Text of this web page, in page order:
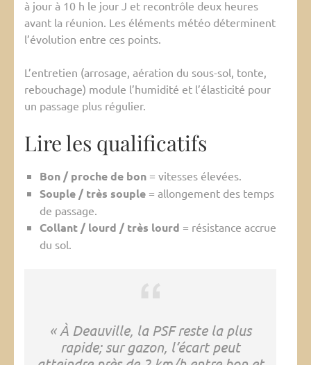
à jour à 10 h le jour J et recontrôle deux heures
avant la réunion. Les éléments météo déterminent
l’évolution entre ces points.
L’entretien (arrosage, aération du sous-sol, tonte,
rebouchage) module l’humidité et l’élasticité pour
un passage plus régulier.
Lire les qualificatifs
Bon / proche de bon = vitesses élevées.
Souple / très souple = allongement des temps
de passage.
Collant / lourd / très lourd = résistance accrue
du sol.
« À Deauville, la PSF reste la plus
rapide; sur gazon, l’écart peut